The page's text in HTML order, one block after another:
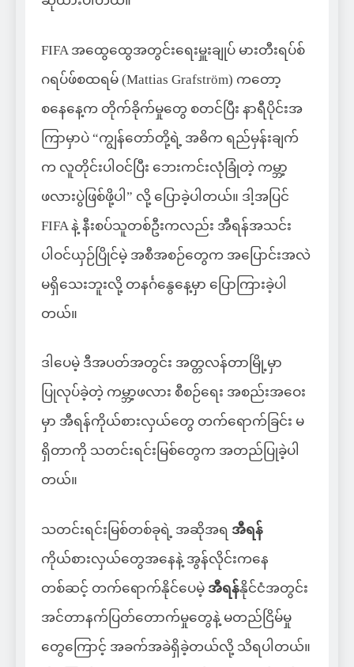
FIFA အထွေထွေအတွင်းရေးမှူးချုပ် မားတီးရပ်စ်
ဂရပ်ဖ်စထရမ် (Mattias Grafström) ကတော့
စနေနေ့က တိုက်ခိုက်မှုတွေ စတင်ပြီး နာရီပိုင်းအ
ကြာမှာပဲ “ကျွန်တော်တို့ရဲ့ အဓိက ရည်မှန်းချက်
က လူတိုင်းပါဝင်ပြီး ဘေးကင်းလုံခြုံတဲ့ ကမ္ဘာ့
ဖလားပွဲဖြစ်ဖို့ပါ” လို့ ပြောခဲ့ပါတယ်။ ဒါ့အပြင်
FIFA နဲ့ နီးစပ်သူတစ်ဦးကလည်း အီရန်အသင်း
ပါဝင်ယှဉ်ပြိုင်မဲ့ အစီအစဉ်တွေက အပြောင်းအလဲ
မရှိသေးဘူးလို့ တနင်္ဂနွေနေ့မှာ ပြောကြားခဲ့ပါ
တယ်။
ဒါပေမဲ့ ဒီအပတ်အတွင်း အတ္တလန်တာမြို့မှာ
ပြုလုပ်ခဲ့တဲ့ ကမ္ဘာ့ဖလား စီစဉ်ရေး အစည်းအဝေး
မှာ အီရန်ကိုယ်စားလှယ်တွေ တက်ရောက်ခြင်း မ
ရှိတာကို သတင်းရင်းမြစ်တွေက အတည်ပြုခဲ့ပါ
တယ်။
သတင်းရင်းမြစ်တစ်ခုရဲ့ အဆိုအရ အီရန်
ကိုယ်စားလှယ်တွေအနေနဲ့ အွန်လိုင်းကနေ
တစ်ဆင့် တက်ရောက်နိုင်ပေမဲ့ အီရန်နိုင်ငံအတွင်း
အင်တာနက်ပြတ်တောက်မှုတွေနဲ့ မတည်ငြိမ်မှု
တွေကြောင့် အခက်အခဲရှိခဲ့တယ်လို့ သိရပါတယ်။